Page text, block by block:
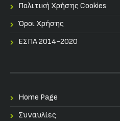
Πολιτική Χρήσης Cookies
Όροι Χρήσης
ΕΣΠΑ 2014-2020
Home Page
Συναυλίες